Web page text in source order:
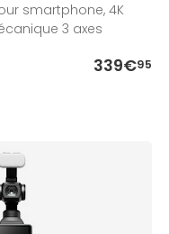
smartphone, 4K
3 axes
339€95